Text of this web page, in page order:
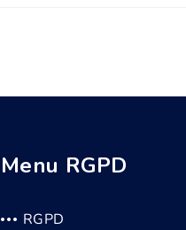
Menu RGPD
RGPD